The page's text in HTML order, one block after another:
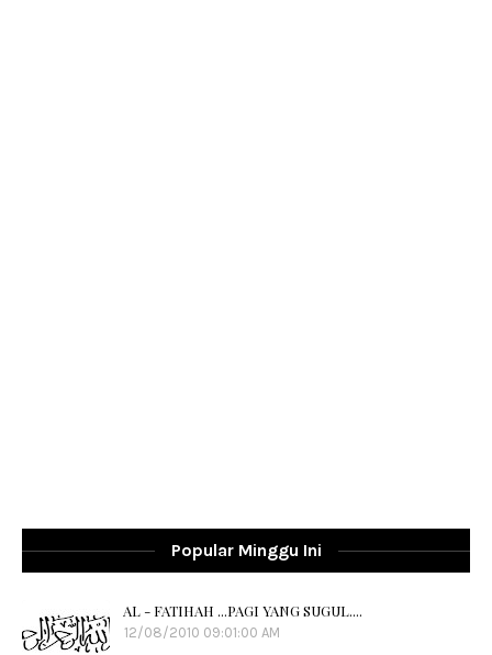
Popular Minggu Ini
AL - FATIHAH ...PAGI YANG SUGUL....
12/08/2010 09:01:00 AM